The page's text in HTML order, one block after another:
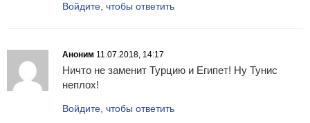
Войдите, чтобы ответить
Аноним 11.07.2018, 14:17
Ничто не заменит Турцию и Египет! Ну Тунис
неплох!
Войдите, чтобы ответить